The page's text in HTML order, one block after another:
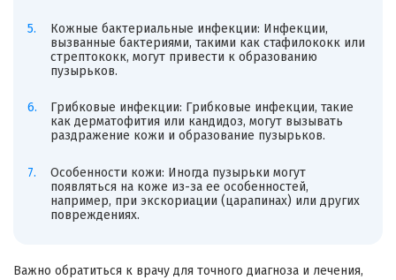
Кожные бактериальные инфекции: Инфекции,
вызванные бактериями, такими как стафилококк или
стрептококк, могут привести к образованию
пузырьков.
Грибковые инфекции: Грибковые инфекции, такие
как дерматофития или кандидоз, могут вызывать
раздражение кожи и образование пузырьков.
Особенности кожи: Иногда пузырьки могут
появляться на коже из-за ее особенностей,
например, при экскориации (царапинах) или других
повреждениях.
Важно обратиться к врачу для точного диагноза и лечения,